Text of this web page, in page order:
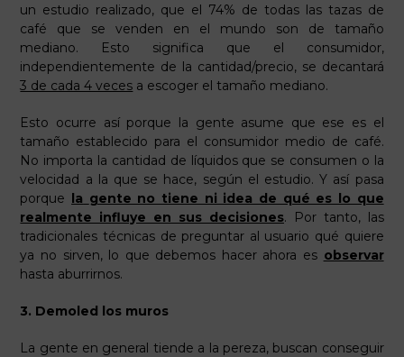
un estudio realizado, que el 74% de todas las tazas de
café que se venden en el mundo son de tamaño
mediano. Esto significa que el consumidor,
independientemente de la cantidad/precio, se decantará
3 de cada 4 veces a escoger el tamaño mediano.
Esto ocurre así porque la gente asume que ese es el
tamaño establecido para el consumidor medio de café.
No importa la cantidad de líquidos que se consumen o la
velocidad a la que se hace, según el estudio. Y así pasa
porque la gente no tiene ni idea de qué es lo que
realmente influye en sus decisiones. Por tanto, las
tradicionales técnicas de preguntar al usuario qué quiere
ya no sirven, lo que debemos hacer ahora es observar
hasta aburrirnos.
3. Demoled los muros
La gente en general tiende a la pereza, buscan conseguir